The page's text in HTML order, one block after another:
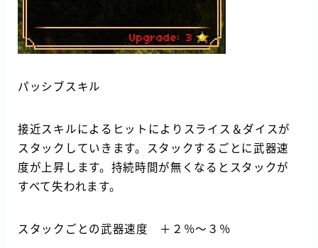
パッシブスキル
接近スキルによるヒットによりスライス＆ダイスが
スタックしていきます。スタックするごとに武器速
度が上昇します。持続時間が無くなるとスタックが
すべて失われます。
スタックごとの武器速度 ＋２％～３％